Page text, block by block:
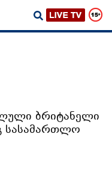
ბრიტანელი
სასამართლო